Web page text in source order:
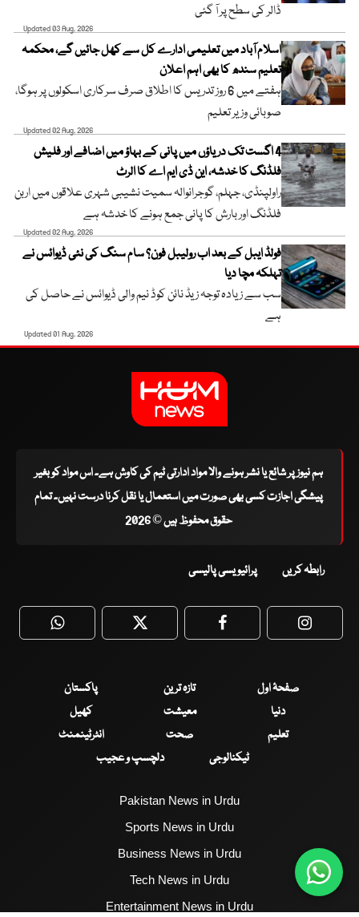
ڈالر کی سطح پر آ گئی
Updated 03 Aug, 2026
اسلام آباد میں تعلیمی ادارے کل سے کھل جائیں گے، محکمہ
تعلیم سندھ کا بھی اہم اعلان
ہفتے میں 6 روز تدریس کا اطلاق صرف سرکاری اسکولوں پر ہوگا،
صوبائی وزیر تعلیم
Updated 02 Aug, 2026
4 اگست تک دریاؤں میں پانی کے بہاؤ میں اضافے اور فلیش
فلڈنگ کا خدشہ، این ڈی ایم اے کا الرٹ
راولپنڈی، جہلم، گوجرانوالہ سمیت نشیبی شہری علاقوں میں اربن
فلڈنگ اور بارش کا پانی جمع ہونے کا خدشہ ہے
Updated 02 Aug, 2026
فولڈ ایبل کے بعد اب رولیبل فون؟ سام سنگ کی نئی ڈیوائس نے
تہلکہ مچا دیا
سب سے زیادہ توجہ زیڈ نائن کوڈ نیم والی ڈیوائس نے حاصل کی
ہے
Updated 01 Aug, 2026
ہم نیوز پر شائع یا نشر ہونے والا مواد ادارتی ٹیم کی کاوش ہے۔ اس مواد کو بغیر
پیشگی اجازت کسی بھی صورت میں استعمال یا نقل کرنا درست نہیں۔ تمام
حقوق محفوظ ہیں © 2026
رابطہ کریں پرائیویسی پالیسی
WhatsApp Twitter Facebook
صفحۂ اول تازہ ترین
پاکستان
دنیا
معیشت
کھیل
تعلیم
صحت
انٹرٹینمنٹ
ٹیکنالوجی
دلچسپ و عجیب
Pakistan News in Urdu
Sports News in Urdu
Business News in Urdu
Tech News in Urdu
Entertainment News in Urdu